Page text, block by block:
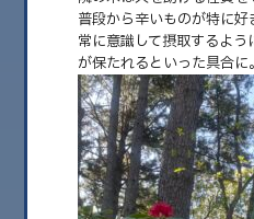
2026.02
2026.01
2025.12
2025.11
2025.10
普段から辛いものが特に
常に意識して摂取するよ
が保たれるといった具合に。